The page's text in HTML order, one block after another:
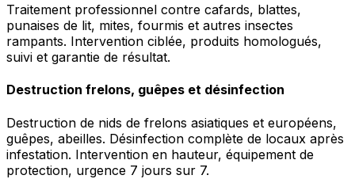
Traitement professionnel contre cafards, blattes,
punaises de lit, mites, fourmis et autres insectes
rampants. Intervention ciblée, produits homologués,
suivi et garantie de résultat.
Destruction frelons, guêpes et désinfection
Destruction de nids de frelons asiatiques et européens,
guêpes, abeilles. Désinfection complète de locaux après
infestation. Intervention en hauteur, équipement de
protection, urgence 7 jours sur 7.